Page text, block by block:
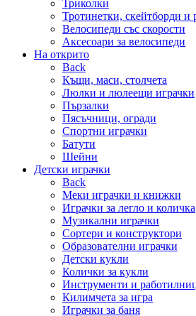
Триколки
Тротинетки, скейтборди и
Велосипеди със скорости
Аксесоари за велосипеди
На открито
Back
Къщи, маси, столчета
Люлки и люлеещи играчки
Пързалки
Пясъчници, огради
Спортни играчки
Батути
Шейни
Детски играчки
Back
Меки играчки и книжки
Играчки за легло и количка
Музикални играчки
Сортери и конструктори
Образователни играчки
Детски кукли
Колички за кукли
Инструменти и
Килимчета за игра
Играчки за баня